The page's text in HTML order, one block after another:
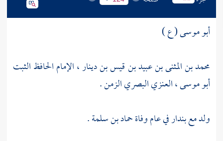
أبو موسى ( ع )
محمد بن المثنى بن عبيد بن قيس بن دينار ، الإمام الحافظ الثبت
أبو موسى ، العنزي البصري الزمن .
ولد معبندارفي عام وفاةحماد بن سلمة.